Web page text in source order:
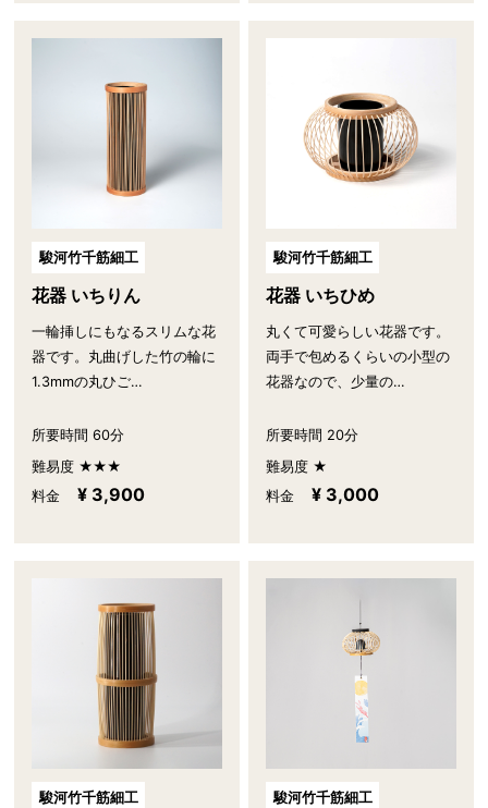
駿河竹千筋細工
花器 いちりん
一輪挿しにもなるスリムな花
器です。丸曲げした竹の輪に
1.3mmの丸ひご…
所要時間 60分
難易度 ★★★
料金
¥ 3,900
駿河竹千筋細工
花器 いちひめ
丸くて可愛らしい花器です。
両手で包めるくらいの小型の
花器なので、少量の…
所要時間 20分
難易度 ★
料金
¥ 3,000
駿河竹千筋細工 駿河竹千筋細工